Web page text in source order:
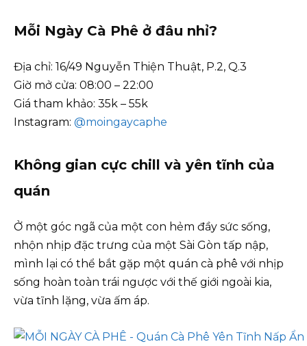
Mỗi Ngày Cà Phê ở đâu nhỉ?
Địa chỉ: 16/49 Nguyễn Thiện Thuật, P.2, Q.3
Giờ mở cửa: 08:00 – 22:00
Giá tham khảo: 35k – 55k
Instagram: @moingaycaphe
Không gian cực chill và yên tĩnh của
quán
Ở một góc ngã của một con hẻm đầy sức sống,
nhộn nhịp đặc trưng của một Sài Gòn tấp nập,
mình lại có thể bắt gặp một quán cà phê với nhịp
sống hoàn toàn trái ngược với thế giới ngoài kia,
vừa tĩnh lặng, vừa ấm áp.